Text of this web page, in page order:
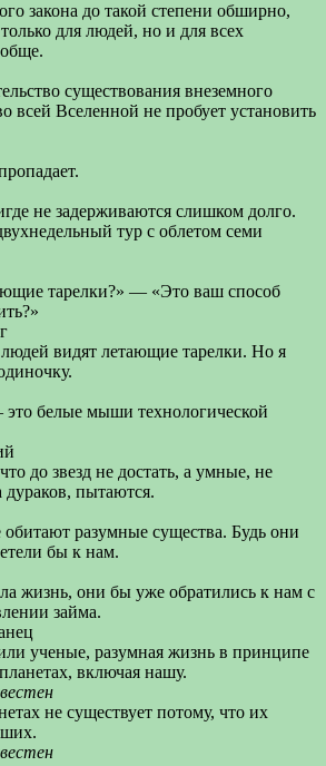
закона до такой степени обширно,
для людей, но и для всех
существования внеземного
всей Вселенной не пробует установить
не задерживаются слишком долго.
тур с облетом семи
тарелки?» — «Это ваш способ
видят летающие тарелки. Но я
белые мыши технологической
до звезд не достать, а умные, не
пытаются.
разумные существа. Будь они
бы к нам.
жизнь, они бы уже обратились к нам с
займа.
ученые, разумная жизнь в принципе
включая нашу.
не существует потому, что их